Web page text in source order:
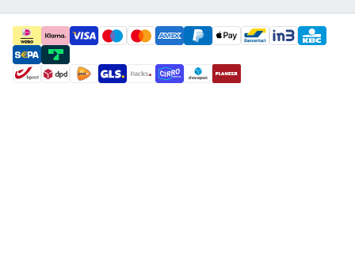
payment methods
shipment methods